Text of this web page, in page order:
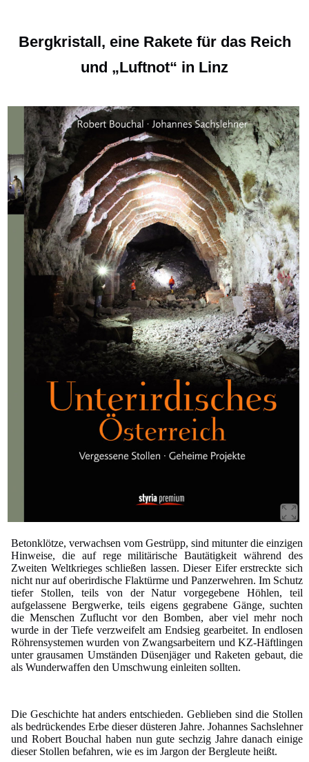
Bergkristall, eine Rakete für das Reich
und „Luftnot“ in Linz
Betonklötze, verwachsen vom Gestrüpp, sind mitunter die einzigen
Hinweise, die auf rege militärische Bautätigkeit während des
Zweiten Weltkrieges schließen lassen. Dieser Eifer erstreckte sich
nicht nur auf oberirdische Flaktürme und Panzerwehren. Im Schutz
tiefer Stollen, teils von der Natur vorgegebene Höhlen, teil
aufgelassene Bergwerke, teils eigens gegrabene Gänge, suchten
die Menschen Zuflucht vor den Bomben, aber viel mehr noch
wurde in der Tiefe verzweifelt am Endsieg gearbeitet. In endlosen
Röhrensystemen wurden von Zwangsarbeitern und KZ-Häftlingen
unter grausamen Umständen Düsenjäger und Raketen gebaut, die
als Wunderwaffen den Umschwung einleiten sollten.
Die Geschichte hat anders entschieden. Geblieben sind die Stollen
als bedrückendes Erbe dieser düsteren Jahre. Johannes Sachslehner
und Robert Bouchal haben nun gute sechzig Jahre danach einige
dieser Stollen befahren, wie es im Jargon der Bergleute heißt.